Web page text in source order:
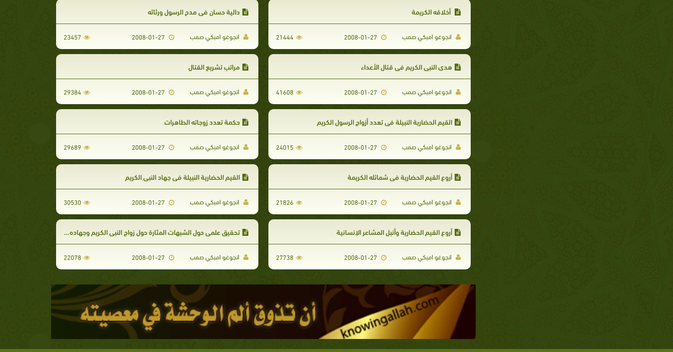
أخلاقه الكريمة
انجوغو امبكي صمب 21444
دالية حسان في مدح الرسول ورثائه
انجوغو امبكي صمب 23457
هدي النبي الكريم في قتال الأعداء
انجوغو امبكي صمب 41608
مراتب تشريع القتال
انجوغو امبكي صمب 29384
القيم الحضارية النبيلة في تعدد أزواج الرسول الكريم
انجوغو امبكي صمب 24015
حكمة تعدد زوجاته الطاهرات
انجوغو امبكي صمب 29689
أروع القيم الحضارية في شمائله الكريمة
انجوغو امبكي صمب 21826
القيم الحضارية النبيلة في جهاد النبي الكريم
انجوغو امبكي صمب 30530
أروع القيم الحضارية وأنبل المشاعر الإنسانية
انجوغو امبكي صمب 27738
تحقيق علمي حول الشبهات المثارة حول زواج النبي الكريم وجهاده وشمائله
انجوغو امبكي صمب 22078